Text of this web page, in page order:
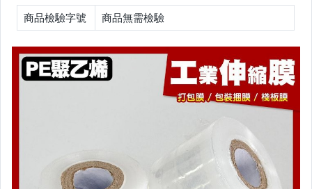
商品檢驗字號 商品無需檢驗